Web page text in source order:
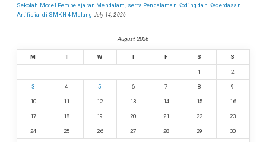
Sekolah Model Pembelajaran Mendalam, serta Pendalaman Koding dan Kecerdasan
Artifisial di SMKN 4 Malang July 14, 2026
August 2026
M T W T F S S
1 2
3 4 5 6 7 8 9
10 11 12 13 14 15 16
17 18 19 20 21 22 23
24 25 26 27 28 29 30